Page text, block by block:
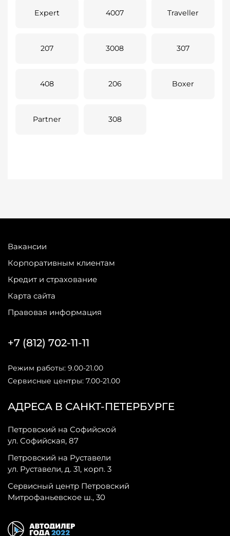
Expert 4007 Traveller
207 3008 307
408 206 Boxer
Partner 308
Вакансии
Корпоративным клиентам
Кредит и страхование
Карта сайта
Правовая информация
АДРЕСА В САНКТ-ПЕТЕРБУРГЕ
Петровский на Софийской
ул. Софийская, 87
Петровский на Руставели
ул. Руставели, д. 31, корп. 3
Сервисный центр Петровский
Митрофаньевское ш., 30
+7 (812) 702-11-11
Режим работы: 9.00-21.00
Сервисные центры: 7.00-21.00